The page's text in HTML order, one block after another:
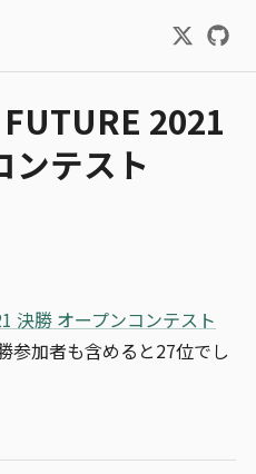
2021
ンテスト
決勝 オープンコンテスト
参加者も含めると27位でし